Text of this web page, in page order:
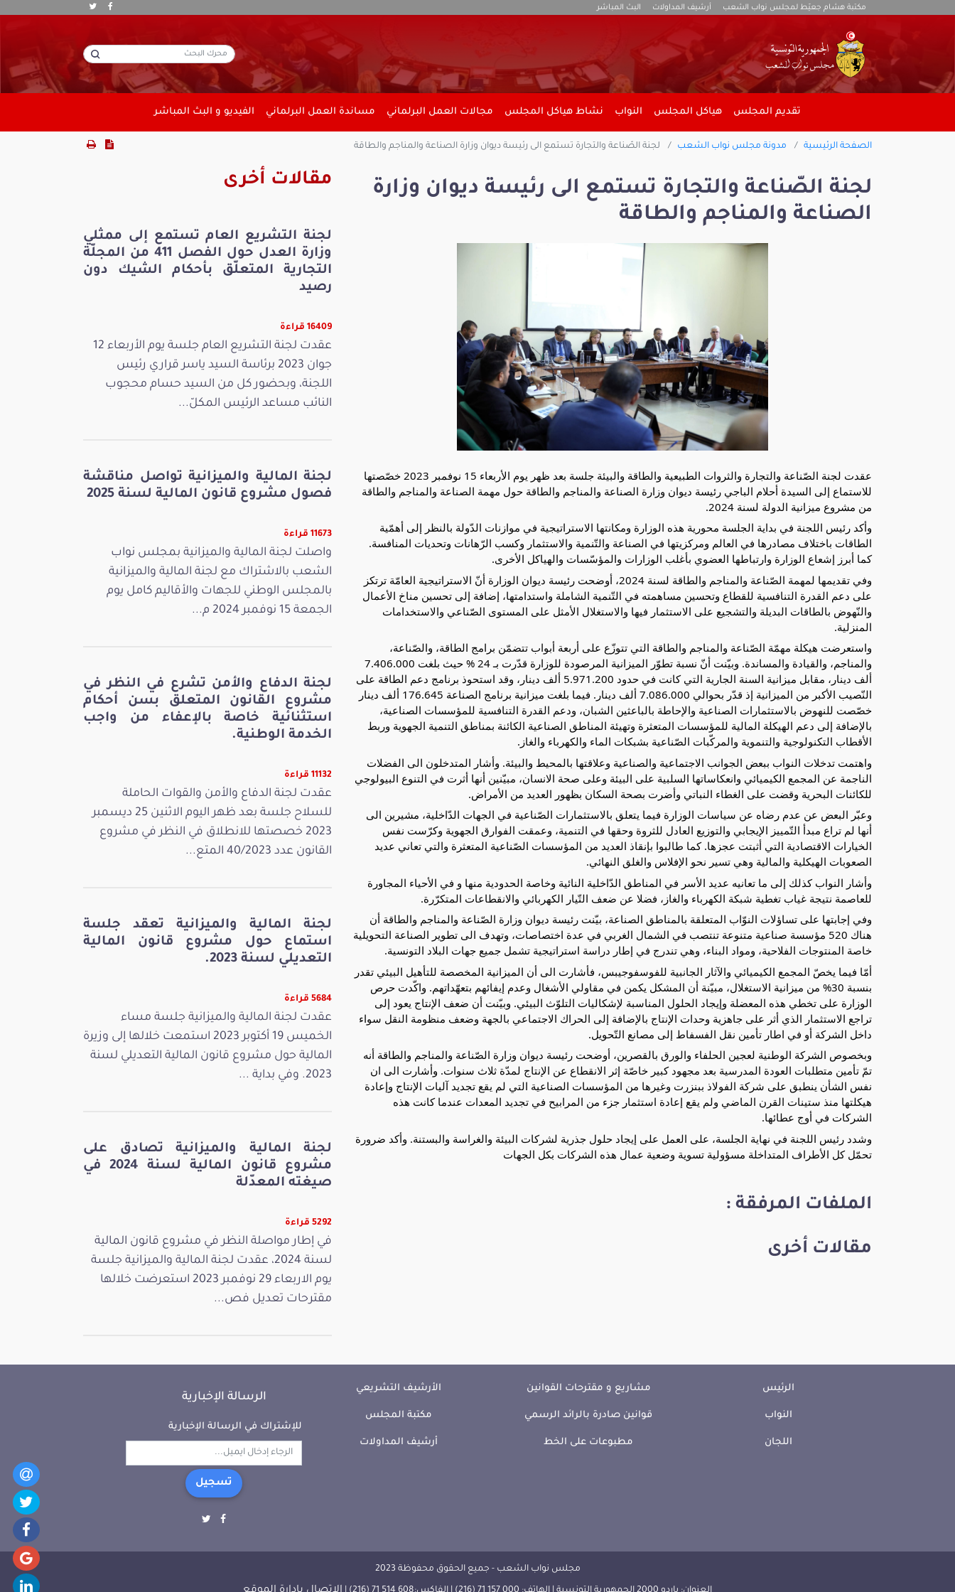
مكتبة هشام جعيّط لمجلس نواب الشعب أرشيف المداولات البث المباشر
تقديم المجلس هياكل المجلس النواب نشاط هياكل المجلس مجالات العمل البرلماني مساندة العمل البرلماني الفيديو و البث المباشر
الصفحة الرئيسية مدونة مجلس نواب الشعب لجنة الصّناعة والتجارة تستمع الى رئيسة ديوان وزارة الصناعة والمناجم والطاقة
لجنة الصّناعة والتجارة تستمع الى رئيسة ديوان وزارة
الصناعة والمناجم والطاقة
عقدت لجنة الصّناعة والتجارة والثروات الطبيعية والطاقة والبيئة جلسة بعد ظهر يوم الأربعاء 15 نوفمبر 2023 خصّصتها
للاستماع إلى السيدة أحلام الباجي رئيسة ديوان وزارة الصناعة والمناجم والطاقة حول مهمة الصناعة والمناجم والطاقة
من مشروع ميزانية الدولة لسنة 2024.
وأكد رئيس اللجنة في بداية الجلسة محورية هذه الوزارة ومكانتها الاستراتيجية في موازنات الدّولة بالنظر إلى أهمّية
الطاقات باختلاف مصادرها في العالم ومركزيتها في الصناعة والتّنمية والاستثمار وكسب الرّهانات وتحديات المنافسة.
كما أبرز إشعاع الوزارة وارتباطها العضوي بأغلب الوزارات والمؤسّسات والهياكل الأخرى.
وفي تقديمها لمهمة الصّناعة والمناجم والطاقة لسنة 2024، أوضحت رئيسة ديوان الوزارة أنّ الاستراتيجية العامّة ترتكز
على دعم القدرة التنافسية للقطاع وتحسين مساهمته في التّنمية الشاملة واستدامتها، إضافة إلى تحسين مناخ الأعمال
والنّهوض بالطاقات البديلة والتشجيع على الاستثمار فيها والاستغلال الأمثل على المستوى الصّناعي والاستخدامات
المنزلية.
واستعرضت هيكلة مهمّة الصّناعة والمناجم والطاقة التي تتوزّع على أربعة أبواب تتضمّن برامج الطاقة، والصّناعة،
والمناجم، والقيادة والمساندة. وبيّنت أنّ نسبة تطوّر الميزانية المرصودة للوزارة قدّرت بـ 24 % حيث بلغت 7.406.000
ألف دينار، مقابل ميزانية السنة الجارية التي كانت في حدود 5.971.200 ألف دينار، وقد استحوذ برنامج دعم الطاقة على
النّصيب الأكبر من الميزانية إذ قدّر بحوالي 7.086.000 ألف دينار. فيما بلغت ميزانية برنامج الصناعة 176.645 ألف دينار
خصّصت للنهوض بالاستثمارات الصناعية والإحاطة بالباعثين الشبان، ودعم القدرة التنافسية للمؤسسات الصناعية،
بالإضافة إلى دعم الهيكلة المالية للمؤسسات المتعثرة وتهيئة المناطق الصناعية الكائنة بمناطق التنمية الجهوية وربط
الأقطاب التكنولوجية والتنموية والمركّبات الصّناعية بشبكات الماء والكهرباء والغاز.
واهتمت تدخلات النواب ببعض الجوانب الاجتماعية والصناعية وعلاقتها بالمحيط والبيئة. وأشار المتدخلون الى الفضلات
الناجمة عن المجمع الكيميائي وانعكاساتها السلبية على البيئة وعلى صحة الانسان، مبيّنين أنها أثرت في التنوع البيولوجي
للكائنات البحرية وقضت على الغطاء النباتي وأضرت بصحة السكان بظهور العديد من الأمراض.
وعبّر البعض عن عدم رضاه عن سياسات الوزارة فيما يتعلق بالاستثمارات الصّناعية في الجهات الدّاخلية، مشيرين الى
أنها لم تراع مبدأ التّمييز الإيجابي والتوزيع العادل للثروة وحقها في التنمية، وعمقت الفوارق الجهوية وكرّست نفس
الخيارات الاقتصادية التي أثبتت عجزها. كما طالبوا بإنقاذ العديد من المؤسسات الصّناعية المتعثرة والتي تعاني عديد
الصعوبات الهيكلية والمالية وهي تسير نحو الإفلاس والغلق النهائي.
وأشار النواب كذلك إلى ما تعانيه عديد الأسر في المناطق الدّاخلية النائية وخاصة الحدودية منها و في الأحياء المجاورة
للعاصمة نتيجة غياب تغطية شبكة الكهرباء والغاز، فضلا عن ضعف التّيار الكهربائي والانقطاعات المتكرّرة.
وفي إجابتها على تساؤلات النوّاب المتعلقة بالمناطق الصناعة، بيّنت رئيسة ديوان وزارة الصّناعة والمناجم والطاقة أن
هناك 520 مؤسسة صناعية متنوعة تنتصب في الشمال الغربي في عدة اختصاصات، وتهدف الى تطوير الصناعة التحويلية
خاصة المنتوجات الفلاحية، ومواد البناء، وهي تندرج في إطار دراسة استراتيجية تشمل جميع جهات البلاد التونسية.
أمّا فيما يخصّ المجمع الكيميائي والآثار الجانبية للفوسفوجيبس، فأشارت الى أن الميزانية المخصصة للتأهيل البيئي تقدر
بنسبة 30% من ميزانية الاستغلال، مبيّنة أن المشكل يكمن في مقاولي الأشغال وعدم إيفائهم بتعهّداتهم. واكّدت حرص
الوزارة على تخطي هذه المعضلة وإيجاد الحلول المناسبة لإشكاليات التلوّث البيئي. وبيّنت أن ضعف الإنتاج يعود إلى
تراجع الاستثمار الذي أثر على جاهزية وحدات الإنتاج بالإضافة إلى الحراك الاجتماعي بالجهة وضعف منظومة النقل سواء
داخل الشركة أو في اطار تأمين نقل الفسفاط إلى مصانع التّحويل.
وبخصوص الشركة الوطنية لعجين الحلفاء والورق بالقصرين، أوضحت رئيسة ديوان وزارة الصّناعة والمناجم والطاقة أنه
تمّ تأمين متطلبات العودة المدرسية بعد مجهود كبير خاصّة إثر الانقطاع عن الإنتاج لمدّة ثلاث سنوات. وأشارت الى ان
نفس الشأن ينطبق على شركة الفولاذ ببنزرت وغيرها من المؤسسات الصناعية التي لم يقع تجديد آليات الإنتاج وإعادة
هيكلتها منذ ستينات القرن الماضي ولم يقع إعادة استثمار جزء من المرابيح في تجديد المعدات عندما كانت هذه
الشركات في أوج عطائها.
وشدد رئيس اللجنة في نهاية الجلسة، على العمل على إيجاد حلول جذرية لشركات البيئة والغراسة والبستنة. وأكد ضرورة
تحمّل كل الأطراف المتداخلة مسؤولية تسوية وضعية عمال هذه الشركات بكل الجهات
الملفات المرفقة :
مقالات أخرى
مقالات أخرى
لجنة التشريع العام تستمع إلى ممثلي
وزارة العدل حول الفصل 411 من المجلّة
التجارية المتعلّق بأحكام الشيك دون
رصيد
16409 قراءة
عقدت لجنة التشريع العام جلسة يوم الأربعاء 12
جوان 2023 برئاسة السيد ياسر قراري رئيس
اللجنة، وبحضور كل من السيد حسام محجوب
النائب مساعد الرئيس المكلّ...
لجنة المالية والميزانية تواصل مناقشة
فصول مشروع قانون المالية لسنة 2025
11673 قراءة
واصلت لجنة المالية والميزانية بمجلس نواب
الشعب بالاشتراك مع لجنة المالية والميزانية
بالمجلس الوطني للجهات والأقاليم كامل يوم
الجمعة 15 نوفمبر 2024 م...
لجنة الدفاع والأمن تشرع في النظر في
مشروع القانون المتعلق بسن أحكام
استثنائية خاصة بالإعفاء من واجب
الخدمة الوطنية.
11132 قراءة
عقدت لجنة الدفاع والأمن والقوات الحاملة
للسلاح جلسة بعد ظهر اليوم الاثنين 25 ديسمبر
2023 خصصتها للانطلاق في النظر في مشروع
القانون عدد 40/2023 المتع...
لجنة المالية والميزانية تعقد جلسة
استماع حول مشروع قانون المالية
التعديلي لسنة 2023.
5684 قراءة
عقدت لجنة المالية والميزانية جلسة مساء
الخميس 19 أكتوبر 2023 استمعت خلالها إلى وزيرة
المالية حول مشروع قانون المالية التعديلي لسنة
2023. وفي بداية ...
لجنة المالية والميزانية تصادق على
مشروع قانون المالية لسنة 2024 في
صيغته المعدّلة
5292 قراءة
في إطار مواصلة النظر في مشروع قانون المالية
لسنة 2024، عقدت لجنة المالية والميزانية جلسة
يوم الاربعاء 29 نوفمبر 2023 استعرضت خلالها
مقترحات تعديل فص...
الرئيس
النواب
اللجان
مشاريع و مقترحات القوانين
قوانين صادرة بالرائد الرسمي
مطبوعات على الخط
الأرشيف التشريعي
مكتبة المجلس
أرشيف المداولات
الرسالة الإخبارية
للإشتراك في الرسالة الإخبارية
تسجيل
مجلس نواب الشعب - جميع الحقوق محفوظة 2023